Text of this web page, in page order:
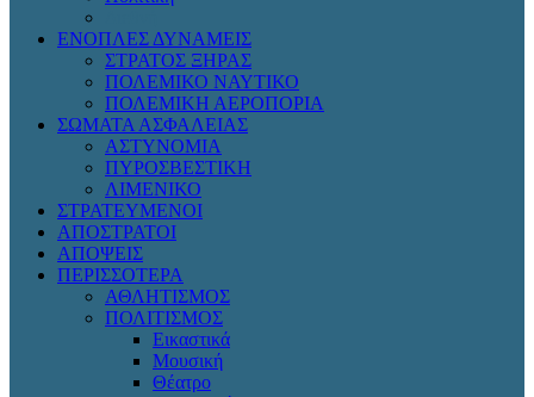
ΕΝΟΠΛΕΣ ΔΥΝΑΜΕΙΣ
ΣΤΡΑΤΟΣ ΞΗΡΑΣ
ΠΟΛΕΜΙΚΟ ΝΑΥΤΙΚΟ
ΠΟΛΕΜΙΚΗ ΑΕΡΟΠΟΡΙΑ
ΣΩΜΑΤΑ ΑΣΦΑΛΕΙΑΣ
ΑΣΤΥΝΟΜΙΑ
ΠΥΡΟΣΒΕΣΤΙΚΗ
ΛΙΜΕΝΙΚΟ
ΣΤΡΑΤΕΥΜΕΝΟΙ
ΑΠΟΣΤΡΑΤΟΙ
ΑΠΟΨΕΙΣ
ΠΕΡΙΣΣΟΤΕΡΑ
ΑΘΛΗΤΙΣΜΟΣ
ΠΟΛΙΤΙΣΜΟΣ
Εικαστικά
Μουσική
Θέατρο